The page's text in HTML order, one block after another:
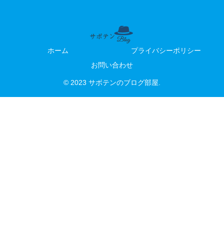
ホーム
プライバシーポリシー
お問い合わせ
© 2023 サボテンのブログ部屋.